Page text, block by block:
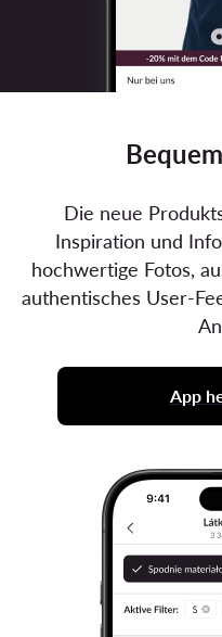
Die neue
Inspiration und
hochwertige Fotos,
authentisches User-
App